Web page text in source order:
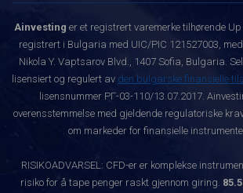
Ainvesting er et registrert varemerke tilhørende Up
registrert i Bulgaria med UIC/PIC 121527003,
Nikola Y. Vaptsarov Blvd., 1407 Sofia, Bulgaria.
lisensiert og regulert av den bulgarske finansielle
lisensnummer РГ-03-110/13.07.2017.
overensstemmelse med gjeldende regulatoriske
om markeder for finansielle
RISIKOADVARSEL: CFD-er er komplekse
risiko for å tape penger raskt gjennom giring.